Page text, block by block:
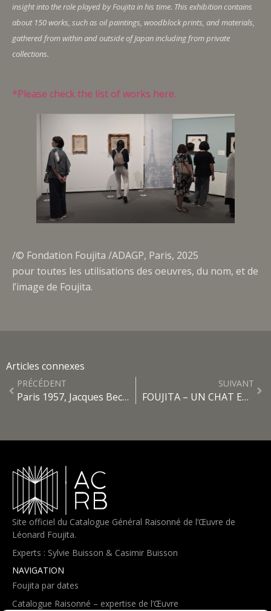
insight into the role played by Foujita in his time. This exhibition contains
about 150 works, such as oil paintings, woodblock prints, and materials,
gathered from within and outside of Japan including from private
collections.
*Please check the list of works here.
/© Fondation Foujita /ADAGP, Paris, 2025
pour toutes les utilisations des oeuvres, du nom, et de
l’image de Foujita.
Articles connexes
PRÉCÉDENT
Paris 1957, Jacques Becker embauche Foujita sur le tournage du film « Montparnasse 19 »
SUIVANT
FOUJITA – UN CHAT ENTRE AU MUSÉE DURANT L’ÉTÉ 2025
Site officiel du Catalogue Général Raisonné de l’Œuvre de
Léonard Foujita.
Experts : Sylvie Buisson & Casimir Buisson
NAVIGATION
Foujita par dates
Catalogue Raisonné – expertise de l’Œuvre